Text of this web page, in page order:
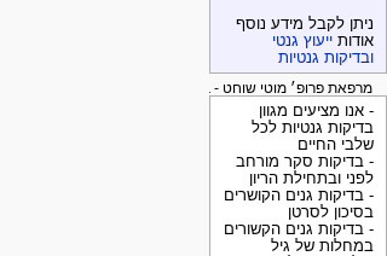
ניתן לקבל מידע נוסף
אודות ייעוץ גנטי
ובדיקות גנטיות
מרפאת פרופ׳ מוטי שוחט - בדיקות גנטיות
- אנו מציעים מגוון
בדיקות גנטיות לכל
שלבי החיים
- בדיקות סקר מורחב
לפני ובתחילת הריון
- בדיקות גנים הקושרים
בסיכון לסרטן
- בדיקות גנים הקשורים
במחלות של גיל